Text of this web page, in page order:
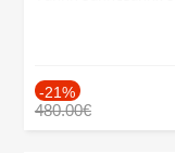
-21%
480.00€